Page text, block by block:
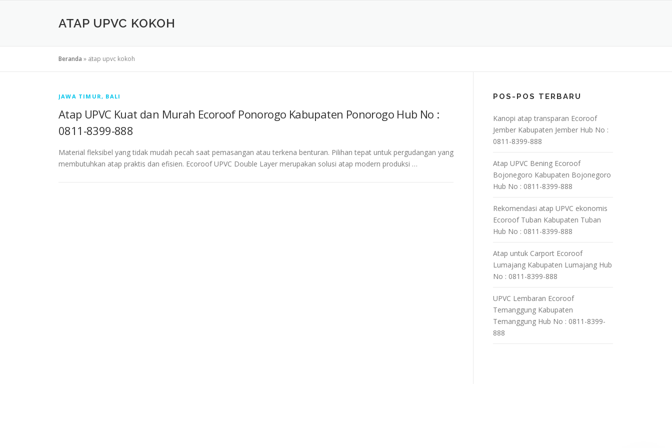
ATAP UPVC KOKOH
Beranda » atap upvc kokoh
JAWA TIMUR, BALI
Atap UPVC Kuat dan Murah Ecoroof Ponorogo Kabupaten Ponorogo Hub No :
0811-8399-888
Material fleksibel yang tidak mudah pecah saat pemasangan atau terkena benturan. Pilihan tepat untuk pergudangan yang
membutuhkan atap praktis dan efisien. Ecoroof UPVC Double Layer merupakan solusi atap modern produksi …
POS-POS TERBARU
Kanopi atap transparan Ecoroof
Jember Kabupaten Jember Hub No :
0811-8399-888
Atap UPVC Bening Ecoroof
Bojonegoro Kabupaten Bojonegoro
Hub No : 0811-8399-888
Rekomendasi atap UPVC ekonomis
Ecoroof Tuban Kabupaten Tuban
Hub No : 0811-8399-888
Atap untuk Carport Ecoroof
Lumajang Kabupaten Lumajang Hub
No : 0811-8399-888
UPVC Lembaran Ecoroof
Temanggung Kabupaten
Temanggung Hub No : 0811-8399-
888